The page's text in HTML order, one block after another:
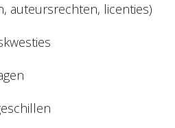
auteursrechten, licenties)